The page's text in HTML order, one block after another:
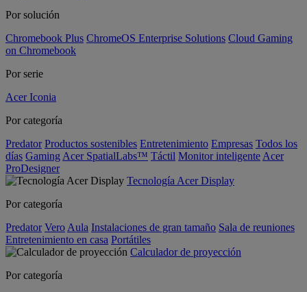
Por solución
Chromebook Plus ChromeOS Enterprise Solutions Cloud Gaming
on Chromebook
Por serie
Acer Iconia
Por categoría
Predator Productos sostenibles Entretenimiento Empresas Todos los
días Gaming Acer SpatialLabs™ Táctil Monitor inteligente Acer
ProDesigner
Tecnología Acer Display
Por categoría
Predator Vero Aula Instalaciones de gran tamaño Sala de reuniones
Entretenimiento en casa Portátiles
Calculador de proyección
Por categoría